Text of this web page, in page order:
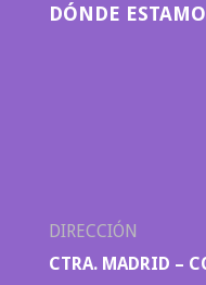
DÓNDE
DIRECCIÓN
CTRA. MADRID –